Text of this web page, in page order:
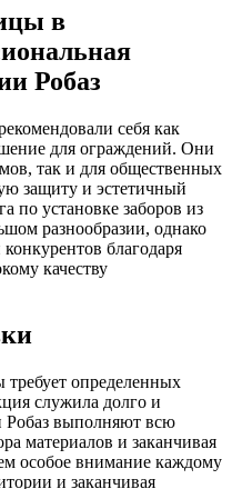
в
Робаз
себя как
для ограждений. Они
так и для общественных
защиту и эстетичный
по установке заборов из
разнообразии, однако
благодаря
качеству
требует определенных
служила долго и
выполняют всю
материалов и заканчивая
особое внимание каждому
и заканчивая